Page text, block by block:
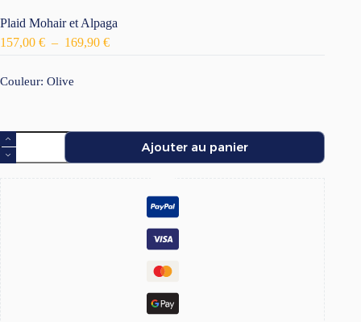
Plaid Mohair et Alpaga
157,00 € – 169,90 €Plage
Couleur: Olive
quantité
de
Plaid
Ajouter au panier